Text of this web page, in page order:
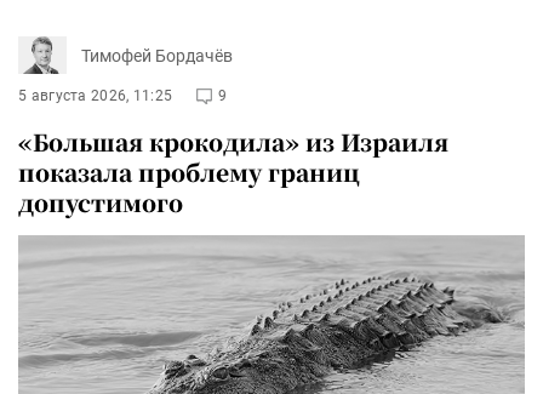
Тимофей Бордачёв
5 августа 2026, 11:25 9
«Большая крокодила» из Израиля
показала проблему границ
допустимого